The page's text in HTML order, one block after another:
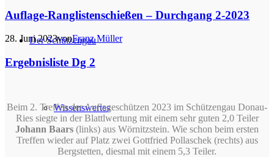
Der Schützengau
Wissenswertes
Auflage-Ranglistenschießen – Durchgang 2-2023
28. Juni 2023vonFranz Müller
Ergebnisliste Dg 2
Beim 2. Treffen der Auflageschützen 2023 im Schützengau Donau-
Ries siegte in der Blattlwertung mit einem sehr guten 2,0 Teiler
Johann Baars (links) aus Wörnitzstein. Wie schon beim ersten
Treffen wieder auf Platz zwei Gottfried Pollaschek (rechts) aus
Bergstetten, diesmal mit einem 5,3 Teiler.